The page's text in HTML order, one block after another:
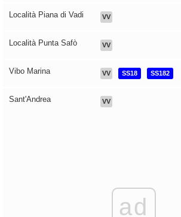
Località Piana di Vadi VV
Località Punta Safò VV
Vibo Marina VV SS18 SS182
Sant'Andrea VV
ad